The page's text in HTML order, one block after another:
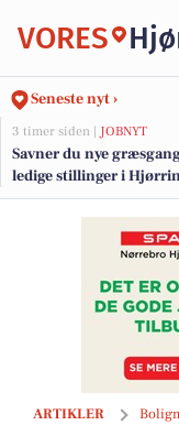
VORES
Seneste nyt ›
3 timer siden | JOBNYT
Savner du nye
ledige stillinger i
ARTIKLER
Til salg hos